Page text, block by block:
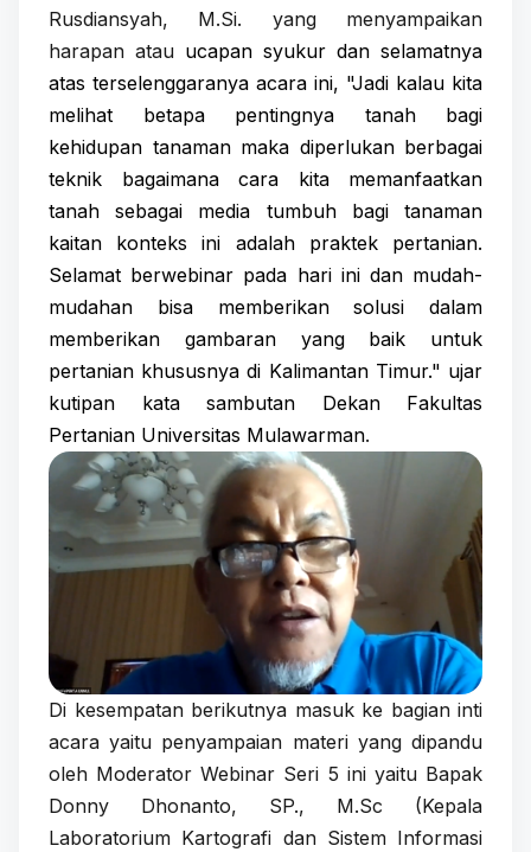
Rusdiansyah, M.Si. yang menyampaikan
harapan atau ucapan syukur dan selamatnya
atas terselenggaranya acara ini, "Jadi kalau kita
melihat betapa pentingnya tanah bagi
kehidupan tanaman maka diperlukan berbagai
teknik bagaimana cara kita memanfaatkan
tanah sebagai media tumbuh bagi tanaman
kaitan konteks ini adalah praktek pertanian.
Selamat berwebinar pada hari ini dan mudah-
mudahan bisa memberikan solusi dalam
memberikan gambaran yang baik untuk
pertanian khususnya di Kalimantan Timur." ujar
kutipan kata sambutan Dekan Fakultas
Pertanian Universitas Mulawarman.
Di kesempatan berikutnya masuk ke bagian inti
acara yaitu penyampaian materi yang dipandu
oleh Moderator Webinar Seri 5 ini yaitu Bapak
Donny Dhonanto, SP., M.Sc (Kepala
Laboratorium Kartografi dan Sistem Informasi